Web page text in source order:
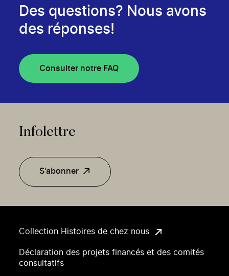
Collection Histoires de chez nous
Déclaration des projets financés et des comités
consultatifs
Des questions? Nous avons
des réponses!
Consulter notre FAQ
Infolettre
S'abonner